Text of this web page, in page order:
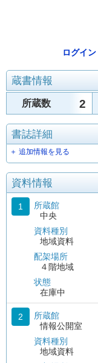
ログイン
蔵書情報
所蔵数 2
書誌詳細
＋ 追加情報を見る
資料情報
1
所蔵館
中央
資料種別
地域資料
配架場所
４階地域
状態
在庫中
2
所蔵館
情報公開室
資料種別
地域資料